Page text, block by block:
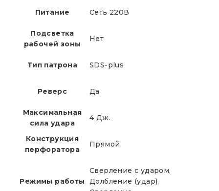
Питание Сеть 220В
Подсветка
рабочей зоны
Нет
Тип патрона SDS-plus
Реверс Да
Максимальная
сила удара
4 Дж.
Конструкция
перфоратора
Прямой
Режимы работы
Сверление с ударом,
Долбление (удар),